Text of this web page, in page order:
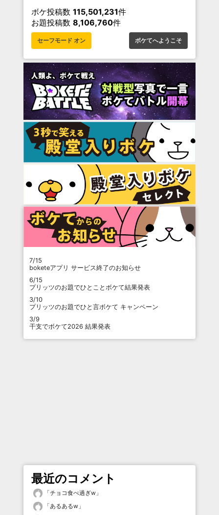
ボケ投稿数 115,501,231件
お題投稿数 8,106,760件
セーフモード オン ボケてへようこそ
7/15
boketeアプリ サービス終了のお知らせ
6/15
プリッツのお題でひとことボケて結果発表
3/10
プリッツのお題でひと言ボケて キャンペーン
3/9
干支でボケて2026 結果発表
最近のコメント
「チョコ食べ過ぎw 」
「あるあるw 」